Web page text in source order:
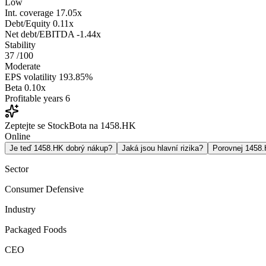
Low
Int. coverage 17.05x
Debt/Equity 0.11x
Net debt/EBITDA -1.44x
Stability
37 /100
Moderate
EPS volatility 193.85%
Beta 0.10x
Profitable years 6
Zeptejte se StockBota na 1458.HK
Online
Je teď 1458.HK dobrý nákup? Jaká jsou hlavní rizika? Porovnej
Sector
Consumer Defensive
Industry
Packaged Foods
CEO